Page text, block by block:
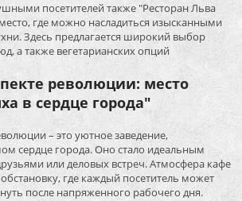
посетителей также "Ресторан Льва
где можно насладиться изысканными
Здесь предлагается широкий выбор
а также вегетарианских опций
революции: место
в сердце города"
– это уютное заведение,
сердце города. Оно стало идеальным
или деловых встреч. Атмосфера кафе
где каждый посетитель может
после напряженного рабочего дня.